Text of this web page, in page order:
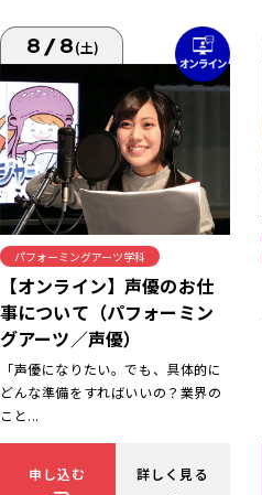
8/8(土)
パフォーミングアーツ学科
【オンライン】声優のお仕
事について（パフォーミン
グアーツ／声優）
「声優になりたい。でも、具体的に
どんな準備をすればいいの？業界の
こと...
申し込む 詳しく見る